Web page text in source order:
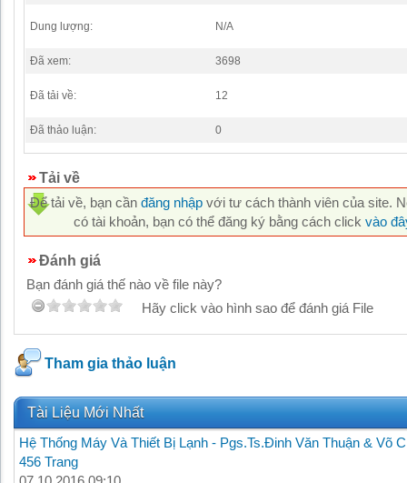
Dung lượng: N/A
Đã xem: 3698
Đã tải về: 12
Đã thảo luận: 0
Tải về
Để tải về, bạn cần đăng nhập với tư cách thành viên của site.
có tài khoản, bạn có thể đăng ký bằng cách click vào
Đánh giá
Bạn đánh giá thế nào về file này?
Hãy click vào hình sao để đánh giá File
Tham gia thảo luận
Tài Liệu Mới Nhất
Hệ Thống Máy Và Thiết Bị Lạnh - Pgs.Ts.Đinh Văn Thuận & Võ
456 Trang